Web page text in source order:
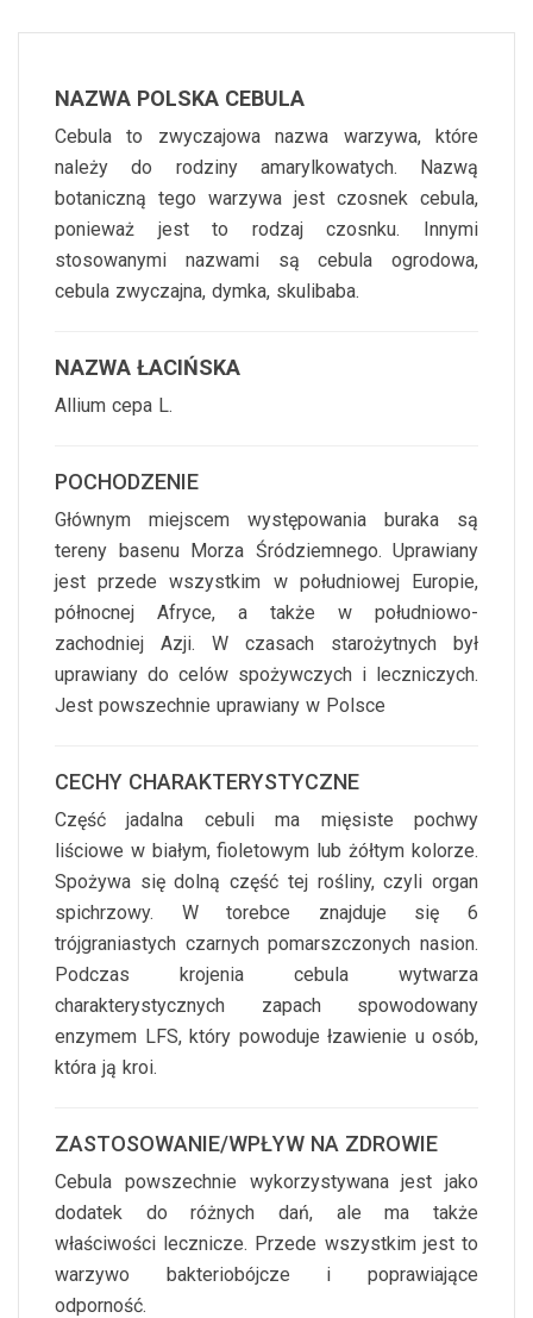
NAZWA POLSKA CEBULA
Cebula to zwyczajowa nazwa warzywa, które
należy do rodziny amarylkowatych. Nazwą
botaniczną tego warzywa jest czosnek cebula,
ponieważ jest to rodzaj czosnku. Innymi
stosowanymi nazwami są cebula ogrodowa,
cebula zwyczajna, dymka, skulibaba.
NAZWA ŁACIŃSKA
Allium cepa L.
POCHODZENIE
Głównym miejscem występowania buraka są
tereny basenu Morza Śródziemnego. Uprawiany
jest przede wszystkim w południowej Europie,
północnej Afryce, a także w południowo-
zachodniej Azji. W czasach starożytnych był
uprawiany do celów spożywczych i leczniczych.
Jest powszechnie uprawiany w Polsce
CECHY CHARAKTERYSTYCZNE
Część jadalna cebuli ma mięsiste pochwy
liściowe w białym, fioletowym lub żółtym kolorze.
Spożywa się dolną część tej rośliny, czyli organ
spichrzowy. W torebce znajduje się 6
trójgraniastych czarnych pomarszczonych nasion.
Podczas krojenia cebula wytwarza
charakterystycznych zapach spowodowany
enzymem LFS, który powoduje łzawienie u osób,
która ją kroi.
ZASTOSOWANIE/WPŁYW NA ZDROWIE
Cebula powszechnie wykorzystywana jest jako
dodatek do różnych dań, ale ma także
właściwości lecznicze. Przede wszystkim jest to
warzywo bakteriobójcze i poprawiające
odporność.